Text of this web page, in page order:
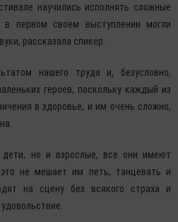
научились исполнять сложные
в первом своем выступлении могли
рассказала спикер.
нашего труда и, безусловно,
героев, поскольку каждый из
в здоровье, и им очень сложно,
дети, но и взрослые, все они имеют
не мешает им петь, танцевать и
на сцену без всякого страха и